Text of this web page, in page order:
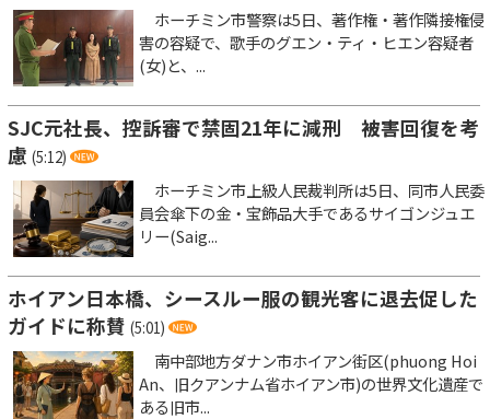
ホーチミン市警察は5日、著作権・著作隣接権侵
害の容疑で、歌手のグエン・ティ・ヒエン容疑者
(女)と、...
SJC元社長、控訴審で禁固21年に減刑 被害回復を考
慮 (5:12)
ホーチミン市上級人民裁判所は5日、同市人民委
員会傘下の金・宝飾品大手であるサイゴンジュエ
リー(Saig...
ホイアン日本橋、シースルー服の観光客に退去促した
ガイドに称賛 (5:01)
南中部地方ダナン市ホイアン街区(phuong Hoi
An、旧クアンナム省ホイアン市)の世界文化遺産で
ある旧市...